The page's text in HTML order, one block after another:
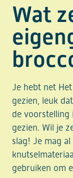
Wat
Je hebt net
gezien, leuk
de voorstelling
gezien. Wil je
slag! Je mag
gebruiken om